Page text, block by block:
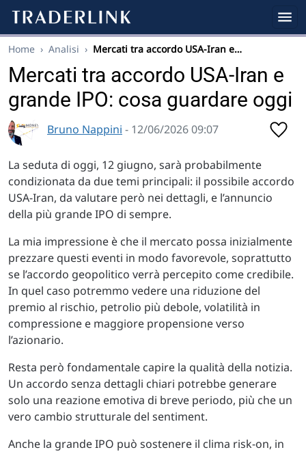
Home › Analisi › Mercati tra accordo USA-Iran e…
Mercati tra accordo USA-Iran e
grande IPO: cosa guardare oggi
Bruno Nappini - 12/06/2026 09:07
La seduta di oggi, 12 giugno, sarà probabilmente
condizionata da due temi principali: il possibile accordo
USA-Iran, da valutare però nei dettagli, e l’annuncio
della più grande IPO di sempre.
La mia impressione è che il mercato possa inizialmente
prezzare questi eventi in modo favorevole, soprattutto
se l’accordo geopolitico verrà percepito come credibile.
In quel caso potremmo vedere una riduzione del
premio al rischio, petrolio più debole, volatilità in
compressione e maggiore propensione verso
l’azionario.
Resta però fondamentale capire la qualità della notizia.
Un accordo senza dettagli chiari potrebbe generare
solo una reazione emotiva di breve periodo, più che un
vero cambio strutturale del sentiment.
Anche la grande IPO può sostenere il clima risk-on, in